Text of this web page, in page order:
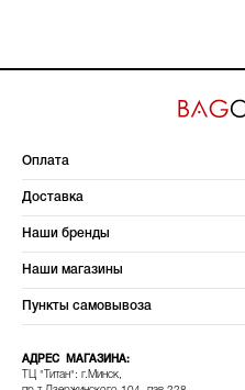
Оплата
Доставка
Наши бренды
Наши магазины
Пункты самовывоза
АДРЕС МАГАЗИНА:
ТЦ "Титан": г.Минск,